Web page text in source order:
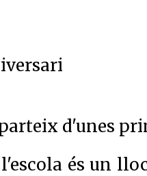
d'unes
és un